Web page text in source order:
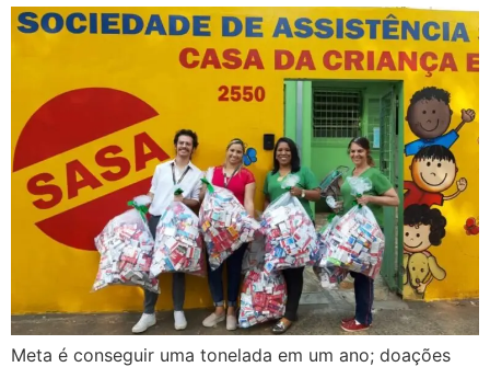
Meta é conseguir uma tonelada em um ano; doações